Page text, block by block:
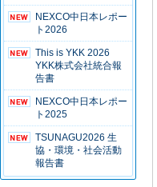
NEXCO中日本レポー
ト2026
This is YKK 2026
YKK株式会社統合報
告書
NEXCO中日本レポー
ト2025
TSUNAGU2026 生
協・環境・社会活動
報告書